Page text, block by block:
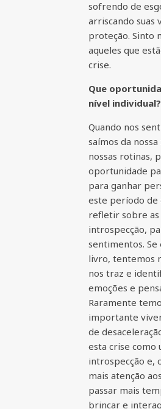
sofrendo de
arriscando suas
proteção. Sinto
aqueles que
crise.
Que
nível individual?
Quando nos
saímos da
nossas rotinas,
oportunidade
para ganhar
este período de
refletir sobre as
introspecção,
sentimentos.
livro, tentemos
nos traz e
emoções e
Raramente
importante
de
esta crise como
introspecção e,
mais atenção
passar mais
brincar e